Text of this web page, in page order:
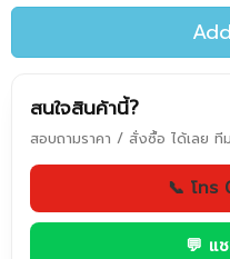
สนใจสินค้านี้?
สอบถามราคา / สั่งซื้อ ได้เลย
📞 โทร
💬 แ